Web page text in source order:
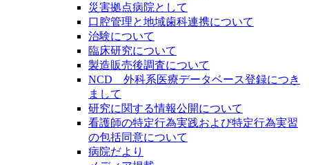
災害拠点病院として
口腔管理と地域歯科連携について
治験について
臨床研究について
製造販売後調査について
NCD 外科系医療データベース登録につき
まして
研究に関する情報公開について
看護師の特定行為実践および特定行為実習
の包括同意について
病院だより